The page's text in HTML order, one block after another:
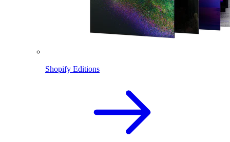
Shopify Editions